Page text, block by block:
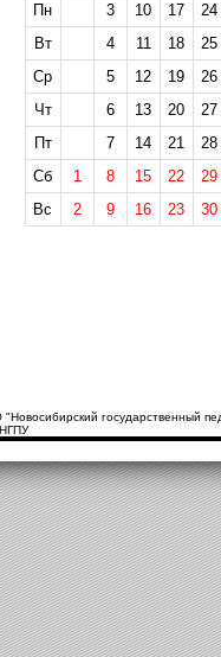
Пн
3 10 17
24
Вт
4 11 18
25
Ср
5 12 19
26
Чт
6 13 20
27
Пт
7 14 21
28
Сб
1 8 15 22
29
Вс
2 9 16 23 30
государственный